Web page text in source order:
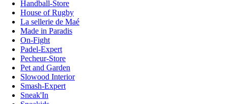
Handball-Store
House of Rugby
La sellerie de Maé
Made in Paradis
On-Fight
Padel-Expert
Pecheur-Store
Pet and Garden
Slowood Interior
Smash-Expert
Sneak'In